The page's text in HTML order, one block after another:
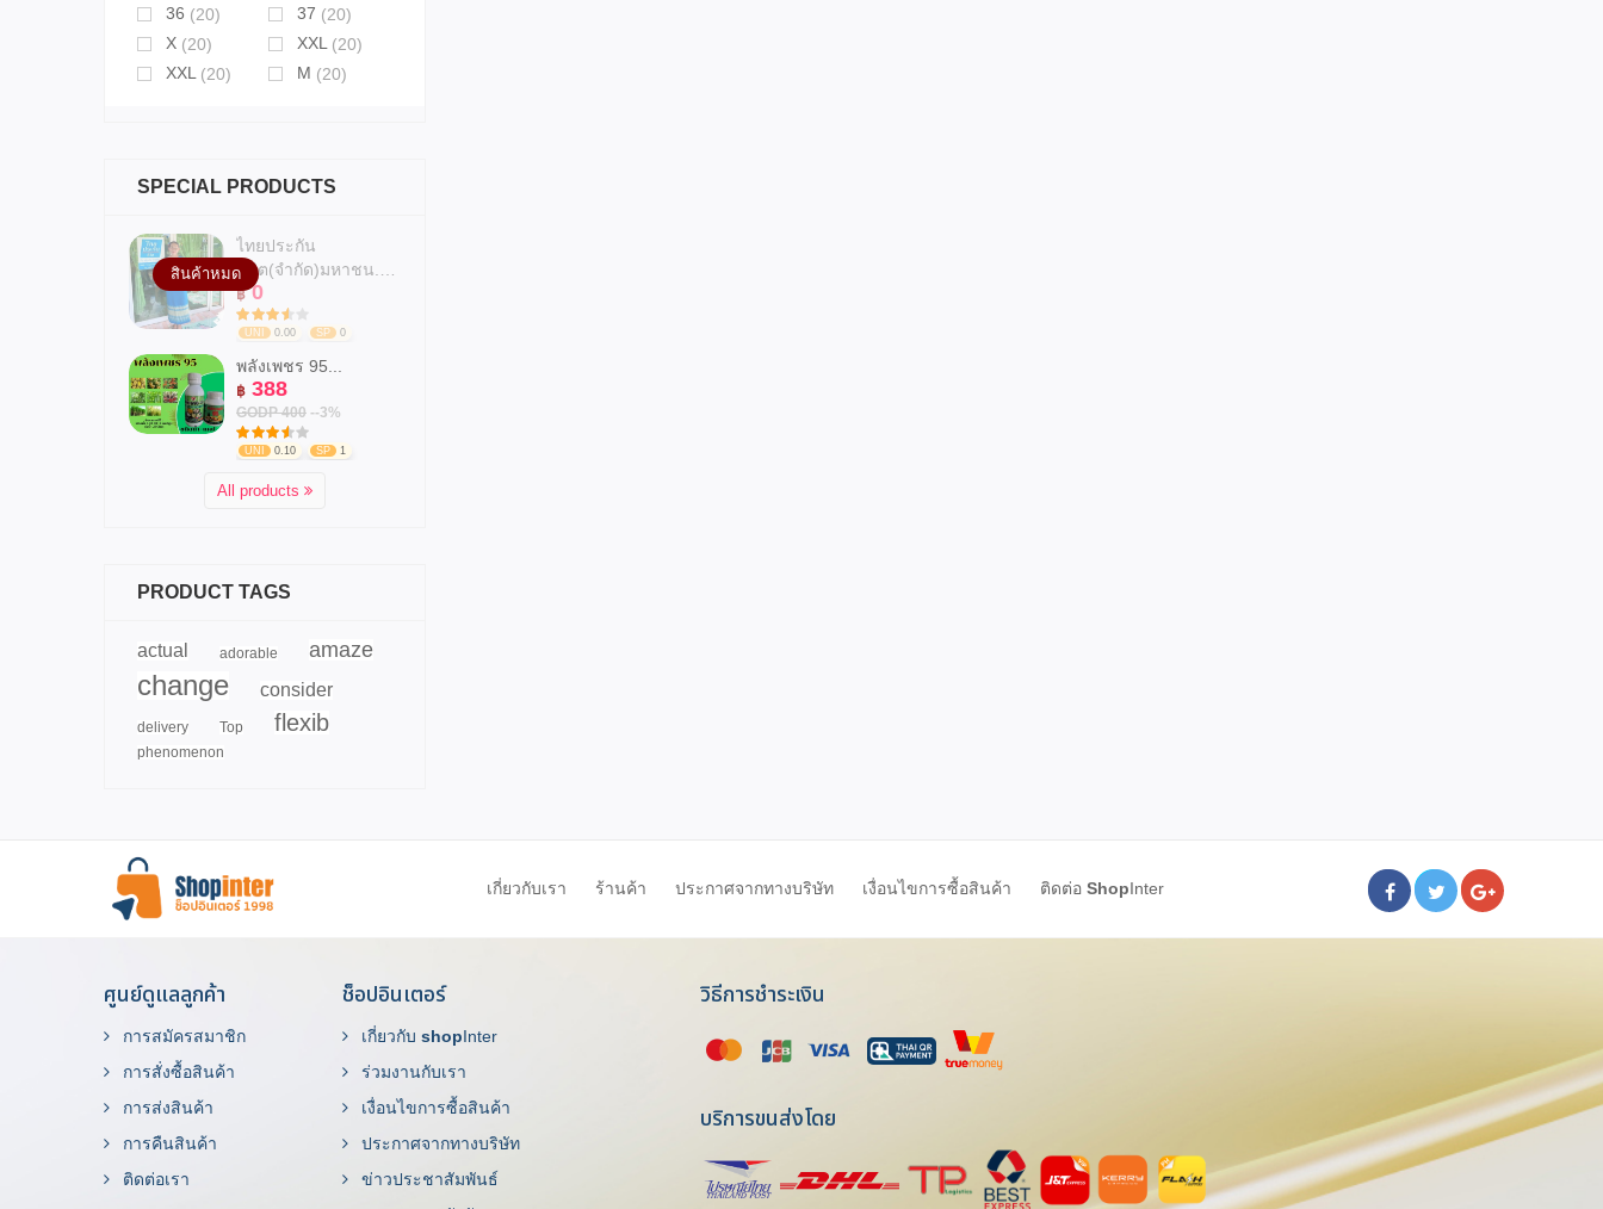
36 (20) 37 (20)
X (20) XXL (20)
XXL (20) M (20)
SPECIAL PRODUCTS
สินค้าหมด
ไทยประกัน
฿ 0
UNI 0.00 SP 0
พลังเพชร 95...
฿ 388
GODP 400 --3%
UNI 0.10 SP 1
All products
PRODUCT TAGS
actual adorable amaze
change consider
delivery Top flexib
phenomenon
เกี่ยวกับเรา ร้านค้า ประกาศจากทางบริษัท เงื่อนไขการซื้อสินค้า ติดต่อ ShopInter
ศูนย์ดูแลลูกค้า
การสมัครสมาชิก
การสั่งซื้อสินค้า
การส่งสินค้า
การคืนสินค้า
ติดต่อเรา
ช็อปอินเตอร์
เกี่ยวกับ shopInter
ร่วมงานกับเรา
เงื่อนไขการซื้อสินค้า
ประกาศจากทางบริษัท
ข่าวประชาสัมพันธ์
วิธีการชำระเงิน
บริการขนส่งโดย